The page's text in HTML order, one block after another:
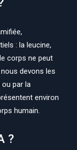
: la leucine,
corps ne peut
devons les
par la
environ
humain.
?